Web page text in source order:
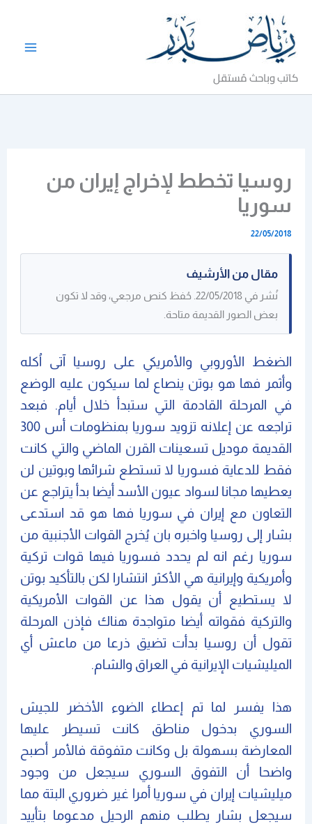
المحتوى
كاتب وباحث مُستقل
روسيا تخطط لإخراج إيران من
سوريا
22/05/2018
مقال من الأرشيف
نُشر في 22/05/2018. حُفظ كنص مرجعي، وقد لا تكون
بعض الصور القديمة متاحة.
الضغط الأوروبي والأمريكي على روسيا آتى اُكله
وأثمر فها هو بوتن ينصاع لما سيكون عليه الوضع
في المرحلة القادمة التي ستبدأ خلال أيام. فبعد
تراجعه عن إعلانه تزويد سوريا بمنظومات أس 300
القديمة موديل تسعينات القرن الماضي والتي كانت
فقط للدعاية فسوريا لا تستطع شرائها وبوتين لن
يعطيها مجانا لسواد عيون الأسد أيضا بدأ يتراجع عن
التعاون مع إيران في سوريا فها هو قد استدعى
بشار إلى روسيا واخبره بان يُخرج القوات الأجنبية من
سوريا رغم انه لم يحدد فسوريا فيها قوات تركية
وأمريكية وإيرانية هي الأكثر انتشارا لكن بالتأكيد بوتن
لا يستطيع أن يقول هذا عن القوات الأمريكية
والتركية فقواته أيضا متواجدة هناك فإذن المرحلة
تقول أن روسيا بدأت تضيق ذرعا من ماعش أي
الميليشيات الإيرانية في العراق والشام.
هذا يفسر لما تم إعطاء الضوء الأخضر للجيش
السوري بدخول مناطق كانت تسيطر عليها
المعارضة بسهولة بل وكانت متفوقة فالأمر أصبح
واضحا أن التفوق السوري سيجعل من وجود
ميليشيات إيران في سوريا أمرا غير ضروري البتة مما
سيجعل بشار يطلب منهم الرحيل مدعوما بتأييد